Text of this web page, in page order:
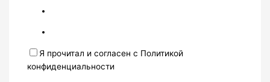
Я прочитал и согласен с Политикой
конфиденциальности